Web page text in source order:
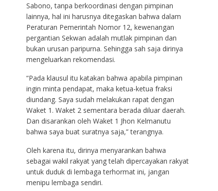
Sabono, tanpa berkoordinasi dengan pimpinan
lainnya, hal ini harusnya ditegaskan bahwa dalam
Peraturan Pemerintah Nomor 12, kewenangan
pergantian Sekwan adalah mutlak pimpinan dan
bukan urusan paripurna. Sehingga sah saja dirinya
mengeluarkan rekomendasi.
“Pada klausul itu katakan bahwa apabila pimpinan
ingin minta pendapat, maka ketua-ketua fraksi
diundang. Saya sudah melakukan rapat dengan
Waket 1. Waket 2 sementara berada diluar daerah.
Dan disarankan oleh Waket 1 Jhon Kelmanutu
bahwa saya buat suratnya saja,” terangnya.
Oleh karena itu, dirinya menyarankan bahwa
sebagai wakil rakyat yang telah dipercayakan rakyat
untuk duduk di lembaga terhormat ini, jangan
menipu lembaga sendiri.